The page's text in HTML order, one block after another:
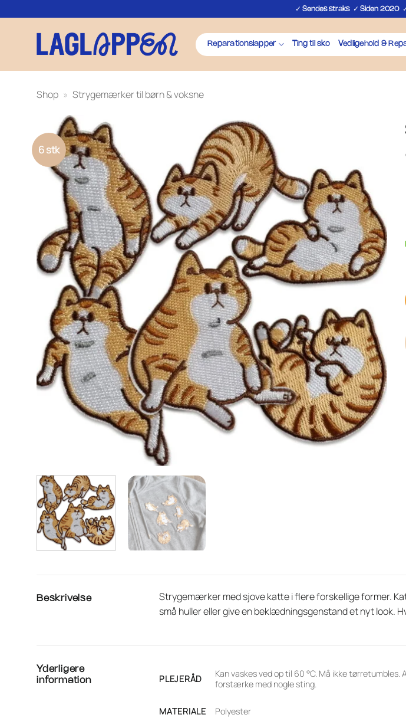
til
✓ Sendes straks✓ Siden 2020
Reparationslapper Ting til sko Vedligehold &
Shop » Strygemærker til børn & voksne
6 stk
Beskrivelse
Strygemærker med sjove katte i flere forskellige former.
små huller eller give en beklædningsgenstand et nyt look.
Yderligere
information
PLEJERÅD
Kan vaskes ved op til 60 °C. Må ikke
forstærke med nogle sting.
MATERIALE Polyester